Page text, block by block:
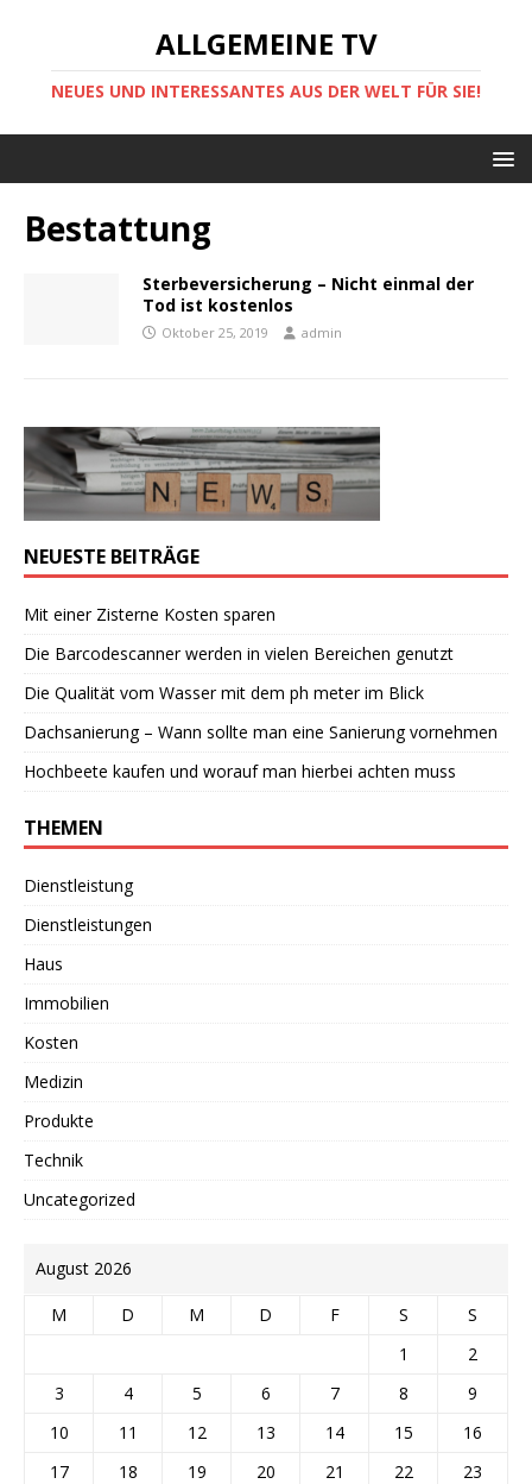
ALLGEMEINE TV
NEUES UND INTERESSANTES AUS DER WELT FÜR SIE!
Bestattung
Sterbeversicherung – Nicht einmal der
Tod ist kostenlos
Oktober 25, 2019 admin
NEUESTE BEITRÄGE
Mit einer Zisterne Kosten sparen
Die Barcodescanner werden in vielen Bereichen genutzt
Die Qualität vom Wasser mit dem ph meter im Blick
Dachsanierung – Wann sollte man eine Sanierung vornehmen
Hochbeete kaufen und worauf man hierbei achten muss
THEMEN
Dienstleistung
Dienstleistungen
Haus
Immobilien
Kosten
Medizin
Produkte
Technik
Uncategorized
August 2026
M D M D F S
S
1
2
3
4 5 6 7 8
9
10
11 12 13 14 15
16
17
18 19 20 21 22
23